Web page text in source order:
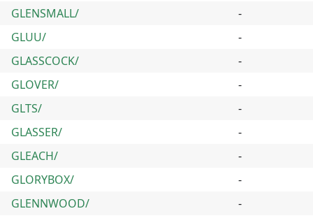
GLENSMALL/
-
GLUU/
-
GLASSCOCK/
-
GLOVER/
-
GLTS/
-
GLASSER/
-
GLEACH/
-
GLORYBOX/
-
GLENNWOOD/
-